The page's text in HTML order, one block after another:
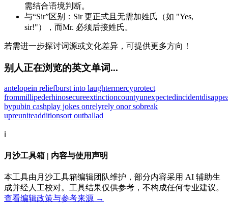
需结合语境判断。
与“Sir”区别：Sir 更正式且无需加姓氏（如 "Yes,
sir!"），而Mr. 必须后接姓氏。
若需进一步探讨词源或文化差异，可提供更多方向！
别人正在浏览的英文单词...
antelopein reliefburst into laughtermercyprotect
frommillipederhinosecureextinctioncountyunexpectedincident
bypubin cashplay jokes onrelyrely onor sobreak
upreuniteadditionsort outballad
ℹ️
月沙工具箱 | 内容与使用声明
本工具由月沙工具箱编辑团队维护，部分内容采用 AI 辅助生
成并经人工校对。工具结果仅供参考，不构成任何专业建议。
查看编辑政策与参考来源 →